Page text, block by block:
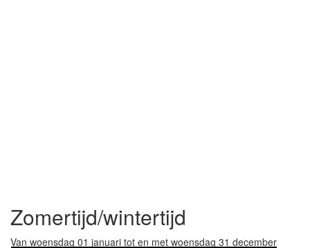
Zomertijd/wintertijd
Van woensdag 01 januari tot en met woensdag 31 december